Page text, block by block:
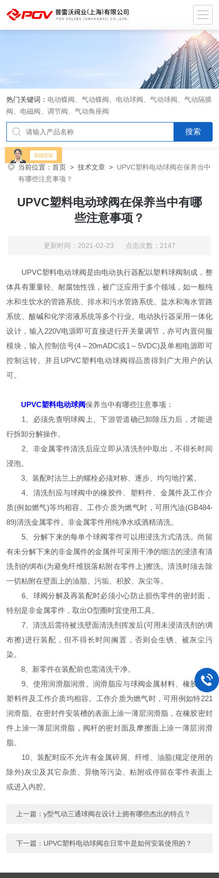
热门关键词： 电动蝶阀、气动蝶阀、电动球阀、气动球阀、气动隔膜
阀、电磁阀、调节阀、气动角座阀
当前位置：首页 >技术文章 > UPVC塑料电动球阀在保养当中
有哪些注意事项？
UPVC塑料电动球阀在保养当中有哪
些注意事项？
更新时间：2021-02-23 点击次数：2147
UPVC塑料电动球阀是由电动执行器配以塑料球阀制成，整
体具有重量轻、耐腐蚀性强，被广泛应用于多个领域，如一般纯
水和生饮水的管路系统、排水和污水管路系统、盐水和海水管路
系统、酸碱和化学溶液系统等多个行业。电动执行器采用一体化
设计，输入220V电源即可直接进行开关量调节，亦可内置伺服
模块，输入控制信号(4～20mADC或1～5VDC)及单相电源即可
控制运转。并且UPVC塑料电动球阀得品质得到广大用户的认
可。
UPVC塑料电动球阀保养当中有哪些注意事项：
1、必须先查明球阀上、下游管道确已卸除压力后，才能进
行拆卸分解操作。
2、非金属零件清洗后应立即从清洗剂中取出，不得长时间
浸泡。
3、装配时法兰上的螺栓必须对称、逐步、均匀地拧紧。
4、清洗剂应与球阀中的橡胶件、塑料件、金属件及工作介
质(例如燃气)等均相容。工作介质为燃气时，可用汽油(GB484-
89)清洗金属零件。非金属零件用纯净水或酒精清洗。
5、分解下来的每单个球阀零件可以用浸洗方式清洗。尚留
有未分解下来的非金属件的金属件可采用干净的细洁的浸渍有清
洗剂的绸布(为避免纤维脱落粘附在零件上)擦洗。清洗时须去除
一切粘附在壁面上的油脂、污垢、积胶、灰尘等。
6、球阀分解及再装配时必须小心防止损伤零件的密封面，
特别是非金属零件，取出O型圈时宜使用工具。
7、清洗后需待被洗壁面清洗剂挥发后(可用未浸清洗剂的绸
布擦)进行装配，但不得长时间搁置，否则会生锈、被灰尘污
染。
8、新零件在装配前也需清洗干净。
9、使用润滑脂润滑。润滑脂应与球阀金属材料、橡胶件、
塑料件及工作介质均相容。工作介质为燃气时，可用例如特221
润滑脂。在密封件安装槽的表面上涂一薄层润滑脂，在橡胶密封
件上涂一薄层润滑脂，阀杆的密封面及摩擦面上涂一薄层润滑
脂。
10、装配时应不允许有金属碎屑、纤维、油脂(规定使用的
除外)灰尘及其它杂质、异物等污染、粘附或停留在零件表面上
或进入内腔。
上一篇：y型气动三通球阀在设计上拥有哪些杰出的特点？
下一篇： UPVC塑料电动球阀在日常中是如何安装使用的？